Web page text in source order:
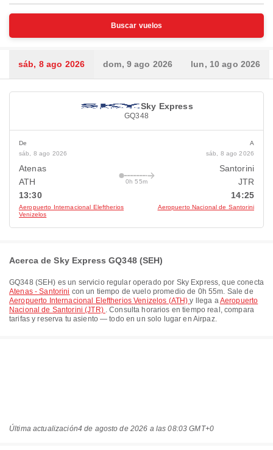
Buscar vuelos
sáb, 8 ago 2026 dom, 9 ago 2026 lun, 10 ago 2026
Sky Express
GQ348
De
sáb, 8 ago 2026
Atenas
ATH
13:30
Aeropuerto Internacional Eleftherios
Venizelos
0h 55m
A
sáb, 8 ago 2026
Santorini
JTR
14:25
Aeropuerto Nacional de Santorini
Acerca de Sky Express GQ348 (SEH)
GQ348 (SEH) es un servicio regular operado por Sky Express, que conecta
Atenas - Santorini con un tiempo de vuelo promedio de 0h 55m. Sale de
Aeropuerto Internacional Eleftherios Venizelos (ATH)y llega aAeropuerto
Nacional de Santorini (JTR) . Consulta horarios en tiempo real, compara
tarifas y reserva tu asiento — todo en un solo lugar en Airpaz.
Última actualización4 de agosto de 2026 a las 08:03 GMT+0